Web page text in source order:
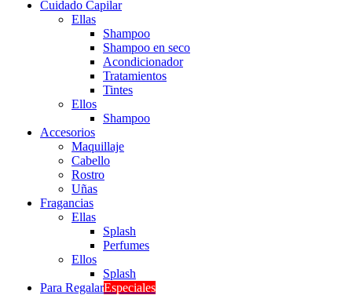
Cuidado Capilar
Ellas
Shampoo
Shampoo en seco
Acondicionador
Tratamientos
Tintes
Ellos
Shampoo
Accesorios
Maquillaje
Cabello
Rostro
Uñas
Fragancias
Ellas
Splash
Perfumes
Ellos
Splash
Para RegalarEspeciales